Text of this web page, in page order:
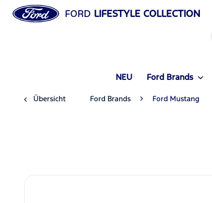
FORD LIFESTYLE COLLECTION
NEU Ford Brands
Übersicht Ford Brands Ford Mustang